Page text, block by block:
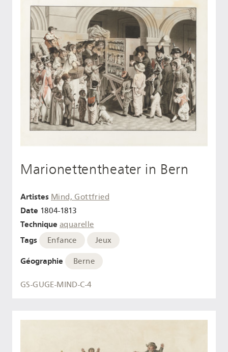
Marionettentheater in Bern
Artistes Mind, Gottfried
Date 1804-1813
Technique aquarelle
Tags Enfance Jeux
Géographie Berne
GS-GUGE-MIND-C-4